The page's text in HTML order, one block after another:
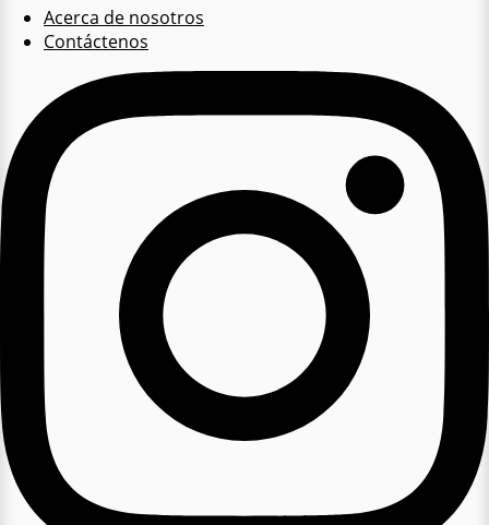
Acerca de nosotros
Contáctenos